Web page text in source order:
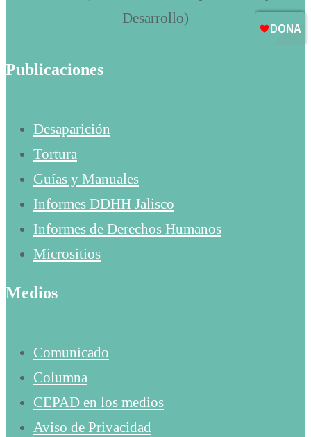
Publicaciones
Desaparición
Tortura
Guías y Manuales
Informes DDHH Jalisco
Informes de Derechos Humanos
Micrositios
Medios
Comunicado
Columna
CEPAD en los medios
Aviso de Privacidad